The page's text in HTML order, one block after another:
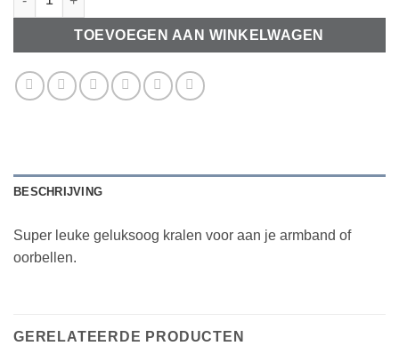
TOEVOEGEN AAN WINKELWAGEN
BESCHRIJVING
Super leuke geluksoog kralen voor aan je armband of
oorbellen.
GERELATEERDE PRODUCTEN